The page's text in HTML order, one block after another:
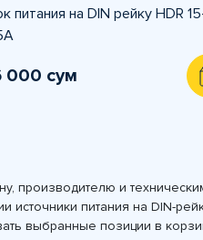
питания на DIN рейку HDR
000 сум
и
питания на DIN-
выбранные позиции в